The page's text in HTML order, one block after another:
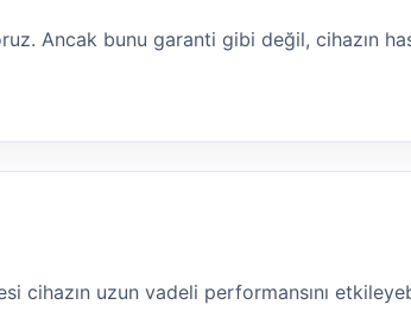
Ancak bunu garanti gibi değil, cihazın
cihazın uzun vadeli performansını